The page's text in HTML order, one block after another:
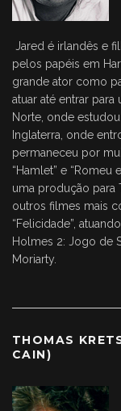
Jared é irlandês e
pelos papéis em
grande ator como
atuar até entrar
Norte, onde
Inglaterra, onde
permaneceu por
“Hamlet” e “Romeu
uma produção para
outros filmes mais
“Felicidade”,
Holmes 2: Jogo de
Moriarty.
THOMAS
CAIN)